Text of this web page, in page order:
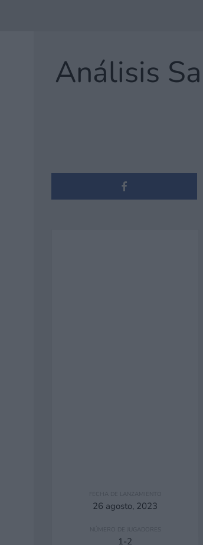
Análisis
FECHA DE LANZAMIENTO
26 agosto, 2023
NÚMERO DE JUGADORES
1-2